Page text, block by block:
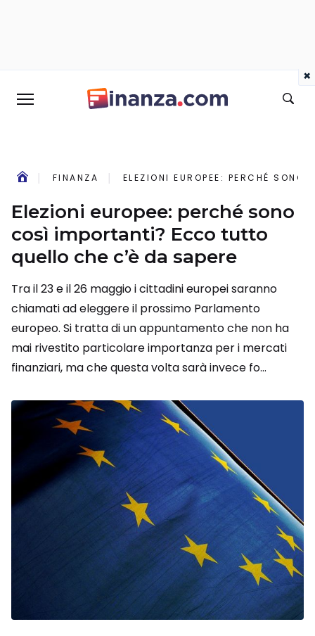
FINANZA ELEZIONI EUROPEE: PERCHÉ
Elezioni europee: perché sono
così importanti? Ecco tutto
quello che c’è da sapere
Tra il 23 e il 26 maggio i cittadini europei saranno
chiamati ad eleggere il prossimo Parlamento
europeo. Si tratta di un appuntamento che non ha
mai rivestito particolare importanza per i mercati
finanziari, ma che questa volta sarà invece fo...
×